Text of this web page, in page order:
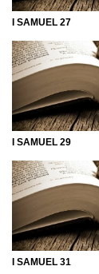
I SAMUEL 27
I SAMUEL 29
I SAMUEL 31